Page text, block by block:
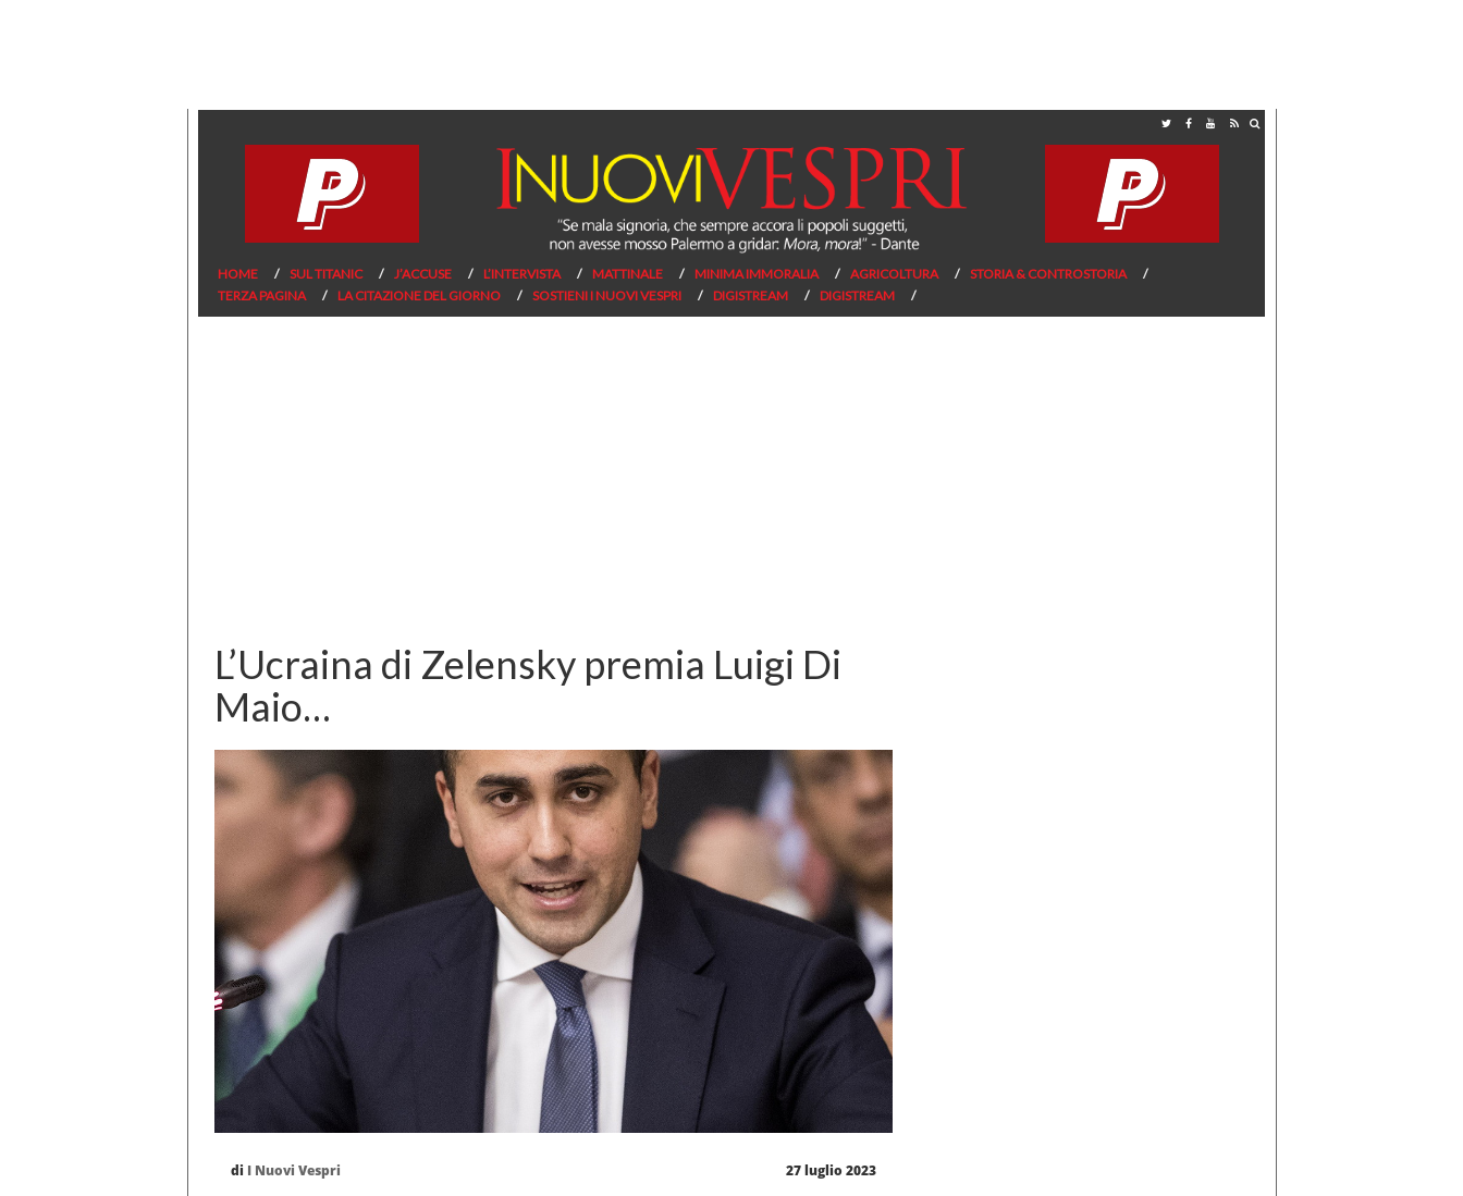
HOME SUL TITANIC J’ACCUSE L’INTERVISTA MATTINALE MINIMA IMMORALIA AGRICOLTURA
STORIA & CONTROSTORIA
TERZA PAGINA
LA CITAZIONE DEL GIORNO SOSTIENI I NUOVI VESPRI DIGISTREAM DIGISTREAM
L’Ucraina di Zelensky premia Luigi Di
Maio…
di I Nuovi Vespri 27 luglio 2023